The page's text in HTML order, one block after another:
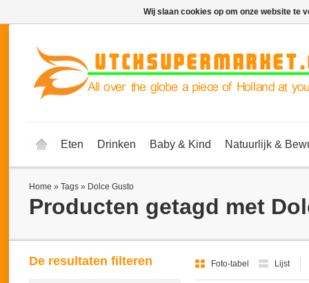
Eten Drinken Baby & Kind Natuurlijk &
Home » Tags » Dolce Gusto
Producten getagd met
Foto-tabel Lijst
De resultaten filteren
Wij slaan cookies op om onze website te